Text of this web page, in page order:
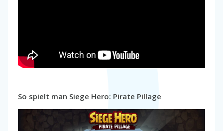
So spielt man Siege Hero: Pirate Pillage